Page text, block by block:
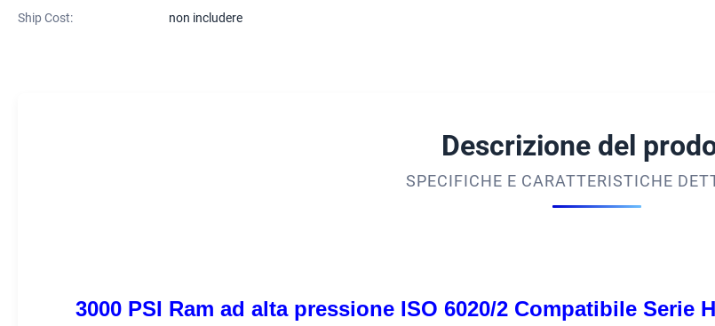
Ship Cost: non includere
Descrizione del
SPECIFICHE E CARATTERISTICHE
3000 PSI Ram ad alta pressione ISO 6020/2 Compatibile